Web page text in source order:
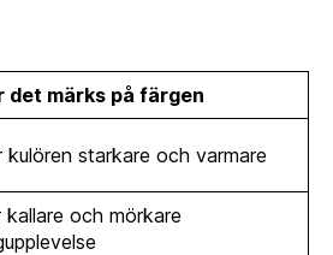
det märks på färgen
kulören starkare och varmare
kallare och mörkare